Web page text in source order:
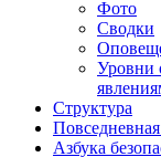
Фото
Сводки
Уровни
Структура
Повседневная
Азбука